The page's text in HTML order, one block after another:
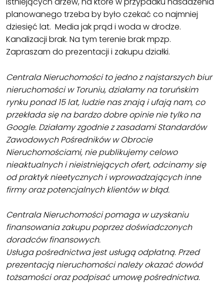
planowanego trzeba by było czekać co najmniej
dziesięć lat. Media jak prąd i woda w drodze.
Kanalizacji brak. Na tym terenie brak mpzp.
Zapraszam do prezentacji i zakupu działki.
Centrala Nieruchomości to jedno z najstarszych biur
nieruchomości w Toruniu, działamy na toruńskim
rynku ponad 15 lat, ludzie nas znają i ufają nam, co
przekłada się na bardzo dobre opinie nie tylko na
Google. Działamy zgodnie z zasadami Standardów
Zawodowych Pośredników w Obrocie
Nieruchomościami, nie publikujemy celowo
nieaktualnych i nieistniejących ofert, odcinamy się
od praktyk nieetycznych i wprowadzających inne
firmy oraz potencjalnych klientów w błąd.
Centrala Nieruchomości pomaga w uzyskaniu
finansowania zakupu poprzez doświadczonych
doradców finansowych.
Usługa pośrednictwa jest usługą odpłatną. Przed
prezentacją nieruchomości należy okazać dowód
tożsamości oraz podpisać umowę pośrednictwa.